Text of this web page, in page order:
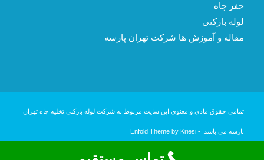
حفر چاه
لوله بازکنی
مقاله و آموزش ها شرکت تهران پارسه
تمامی حقوق مادی و معنوی این سایت مربوط به شرکت لوله بازکنی تخلیه چاه تهران
پارسه می باشد. - Enfold Theme by Kriesi